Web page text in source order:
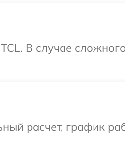
В случае
расчет, график